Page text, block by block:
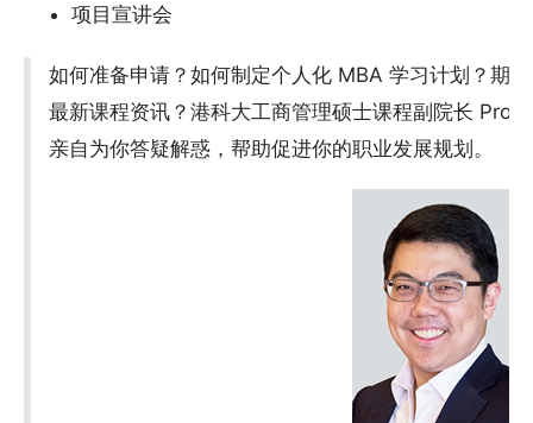
项目宣讲会
如何准备申请？如何制定个人化 MBA 学习计划？期
最新课程资讯？港科大工商管理硕士课程副院长
亲自为你答疑解惑，帮助促进你的职业发展规划。